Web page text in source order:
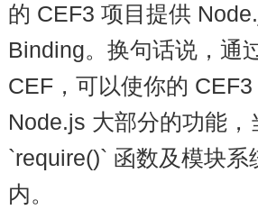
的 CEF3 项目提供
Binding。换句话说，通
CEF，可以使你的
Node.js 大部分的功能，
`require()` 函数及模块系
内。